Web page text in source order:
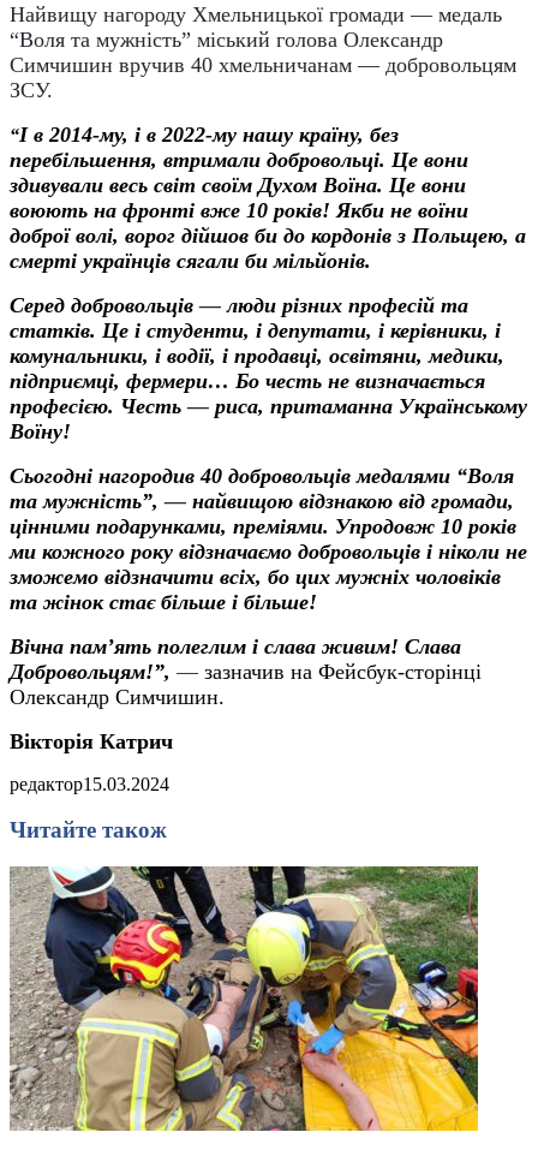
Найвищу нагороду Хмельницької громади — медаль
“Воля та мужність” міський голова Олександр
Симчишин вручив 40 хмельничанам — добровольцям
ЗСУ.
“І в 2014-му, і в 2022-му нашу країну, без
перебільшення, втримали добровольці. Це вони
здивували весь світ своїм Духом Воїна. Це вони
воюють на фронті вже 10 років! Якби не воїни
доброї волі, ворог дійшов би до кордонів з Польщею, а
смерті українців сягали би мільйонів.
Серед добровольців—люди різних професій та
статків. Це і студенти, і депутати, і керівники, і
комунальники, і водії, і продавці, освітяни, медики,
підприємці, фермери… Бо честь не визначається
професією. Честь— риса, притаманна Українському
Воїну!
Сьогодні нагородив 40 добровольців медалями “Воля
та мужність”,— найвищою відзнакою від громади,
цінними подарунками, преміями. Упродовж 10 років
ми кожного року відзначаємо добровольців і ніколи не
зможемо відзначити всіх, бо цих мужніх чоловіків
та жінок стає більше і більше!
Вічна пам’ять полеглим і слава живим! Слава
Добровольцям!”,—зазначив на Фейсбук-сторінці
Олександр Симчишин.
Вікторія Катрич
редактор15.03.2024
Читайте також